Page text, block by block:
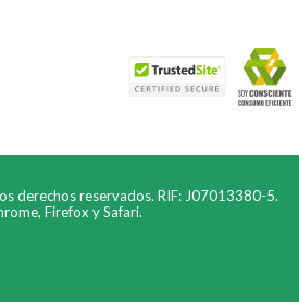
derechos reservados. RIF: J07013380-5.
Firefox y Safari.